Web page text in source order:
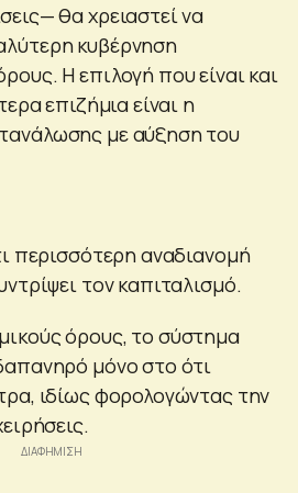
θα χρειαστεί να
κυβέρνηση
Η επιλογή που είναι και
επιζήμια είναι η
με αύξηση του
περισσότερη αναδιανομή
τον καπιταλισμό.
όρους, το σύστημα
μόνο στο ότι
ιδίως φορολογώντας την